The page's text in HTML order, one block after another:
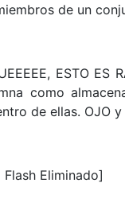
de un
ESTO ES
como
de ellas. OJO
Eliminado]